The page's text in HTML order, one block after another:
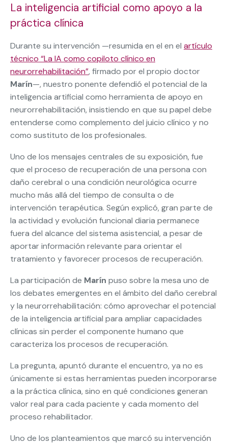
La inteligencia artificial como apoyo a la
práctica clínica
Durante su intervención —resumida en el en el artículo
técnico “La IA como copiloto clínico en
neurorrehabilitación”, firmado por el propio doctor
Marín—, nuestro ponente defendió el potencial de la
inteligencia artificial como herramienta de apoyo en
neurorrehabilitación, insistiendo en que su papel debe
entenderse como complemento del juicio clínico y no
como sustituto de los profesionales.
Uno de los mensajes centrales de su exposición, fue
que el proceso de recuperación de una persona con
daño cerebral o una condición neurológica ocurre
mucho más allá del tiempo de consulta o de
intervención terapéutica. Según explicó, gran parte de
la actividad y evolución funcional diaria permanece
fuera del alcance del sistema asistencial, a pesar de
aportar información relevante para orientar el
tratamiento y favorecer procesos de recuperación.
La participación de Marín puso sobre la mesa uno de
los debates emergentes en el ámbito del daño cerebral
y la neurorrehabilitación: cómo aprovechar el potencial
de la inteligencia artificial para ampliar capacidades
clínicas sin perder el componente humano que
caracteriza los procesos de recuperación.
La pregunta, apuntó durante el encuentro, ya no es
únicamente si estas herramientas pueden incorporarse
a la práctica clínica, sino en qué condiciones generan
valor real para cada paciente y cada momento del
proceso rehabilitador.
Uno de los planteamientos que marcó su intervención